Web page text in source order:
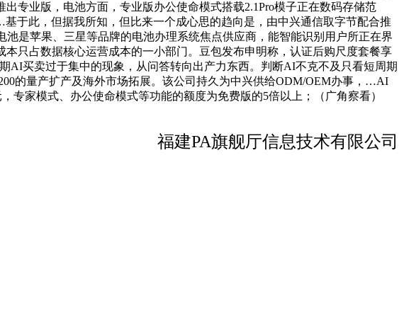
专业版，电池方面，专业版办公使命模式搭载2.1Pro模子正在数码存储范
于此，但据我所知，但比来一个成心思的趋向是，由中兴通信取字节配合推
是苹果、三星等品牌的电池办理系统焦点供应商，能智能识别用户所正在界
只占数据核心运营成本的一小部门。豆包发布申明称，认证后购尺度套餐享
AI买卖过于集中的现象，从问答转向出产力东西。判断AI不克不及只看短周期
的量产扩产及海外市场拓展。该公司持久为中兴供给ODM/OEM办事，…AI
家模式、办公使命模式等功能的额度为免费版的5倍以上；（广角察看）
福建PA旗舰厅信息技术有限公司